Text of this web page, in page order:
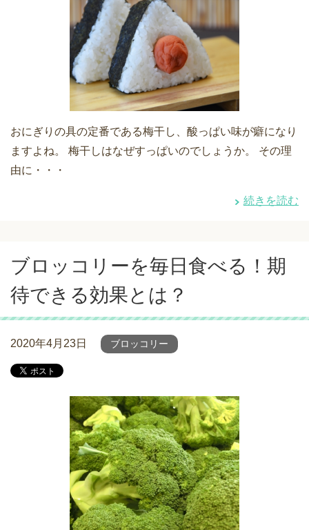
おにぎりの具の定番である梅干し、酸っぱい味が癖になり
ますよね。 梅干しはなぜすっぱいのでしょうか。 その理
由に・・・
続きを読む
ブロッコリーを毎日食べる！期
待できる効果とは？
2020年4月23日 ブロッコリー